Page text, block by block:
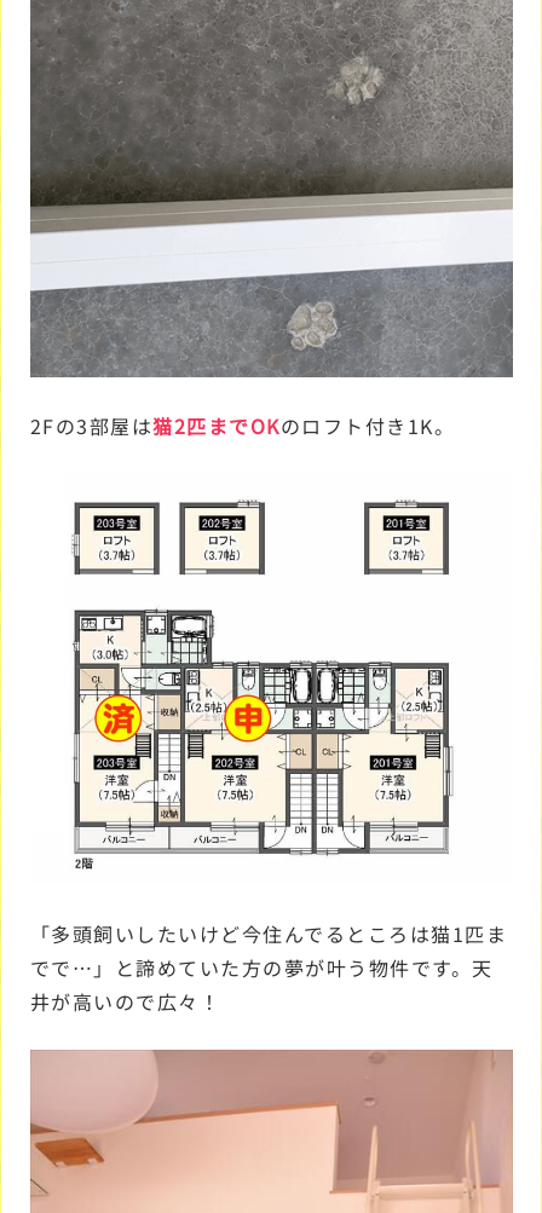
2Fの3部屋は猫2匹までOKのロフト付き1K。
「多頭飼いしたいけど今住んでるところは猫1匹ま
でで…」と諦めていた方の夢が叶う物件です。天
井が高いので広々！